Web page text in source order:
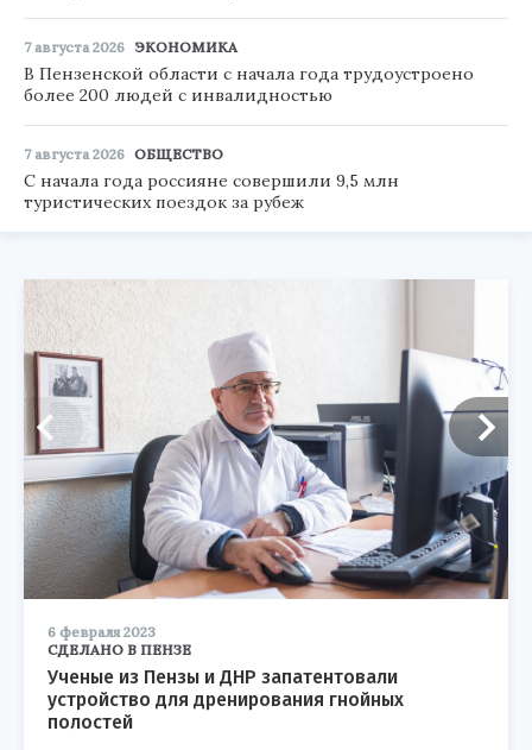
7 августа 2026 ЭКОНОМИКА
В Пензенской области с начала года трудоустроено
более 200 людей с инвалидностью
7 августа 2026 ОБЩЕСТВО
С начала года россияне совершили 9,5 млн
туристических поездок за рубеж
6 февраля 2023
СДЕЛАНО В ПЕНЗЕ
Ученые из Пензы и ДНР запатентовали
устройство для дренирования гнойных
полостей